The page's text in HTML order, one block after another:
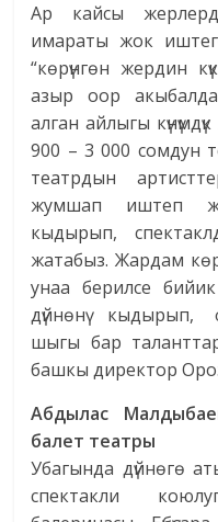
Ар кайсы
имараты жок
“көрүнгөн жердин
азыр оор
алган айлыгы
900 – 3 000 сомдун
театрдын
жумшап иштеп
кыдырып,
жатабыз. Жардам
унаа берилсе бийик
дүйнөнү кыдырып,
шыгы бар
башкы директор
Абдылас
балет театры
Убагында дүйнөгө
спектакли